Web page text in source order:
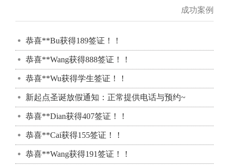
成功案例
恭喜**Bu获得189签证！！
恭喜**Wang获得888签证！！
恭喜**Wu获得学生签证！！
新起点圣诞放假通知：正常提供电话与预约~
恭喜**Dian获得407签证！！
恭喜**Cai获得155签证！！
恭喜**Wang获得191签证！！